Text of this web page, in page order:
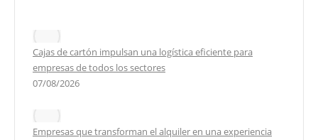
Cajas de cartón impulsan una logística eficiente para
empresas de todos los sectores
07/08/2026
Empresas que transforman el alquiler en una experiencia